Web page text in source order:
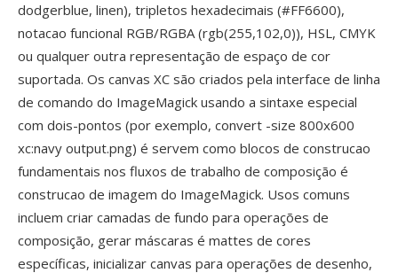
dodgerblue, linen), tripletos hexadecimais (#FF6600),
notacao funcional RGB/RGBA (rgb(255,102,0)), HSL, CMYK
ou qualquer outra representação de espaço de cor
suportada. Os canvas XC são criados pela interface de linha
de comando do ImageMagick usando a sintaxe especial
com dois-pontos (por exemplo, convert -size 800x600
xc:navy output.png) é servem como blocos de construcao
fundamentais nos fluxos de trabalho de composição é
construcao de imagem do ImageMagick. Usos comuns
incluem criar camadas de fundo para operações de
composição, gerar máscaras é mattes de cores
específicas, inicializar canvas para operações de desenho,